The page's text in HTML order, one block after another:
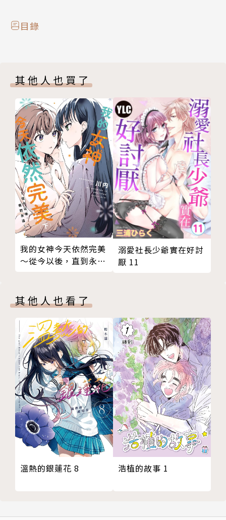
目錄
其他人也買了
我的女神今天依然完美
～從今以後，直到永遠
溺愛社長少爺實在好討
厭 11
其他人也看了
溫熱的銀蓮花 8 浩植的故事 1